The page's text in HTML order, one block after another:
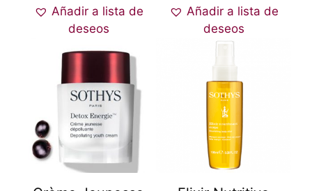
Añadir a lista de
deseos
Añadir a lista de
deseos